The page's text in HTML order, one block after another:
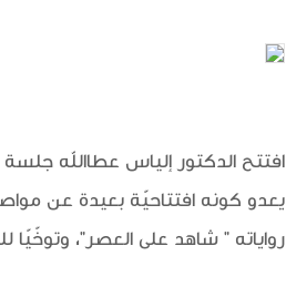
افتتح الدكتور إلياس عطاالله
يعدو كونه افتتاحيّة بعيدة عن
رواياته " شاهد على العصر"،